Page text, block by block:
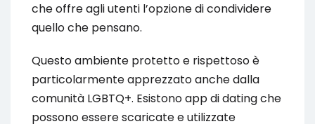
che offre agli utenti l’opzione di condividere
quello che pensano.
Questo ambiente protetto e rispettoso è
particolarmente apprezzato anche dalla
comunità LGBTQ+. Esistono app di dating che
possono essere scaricate e utilizzate